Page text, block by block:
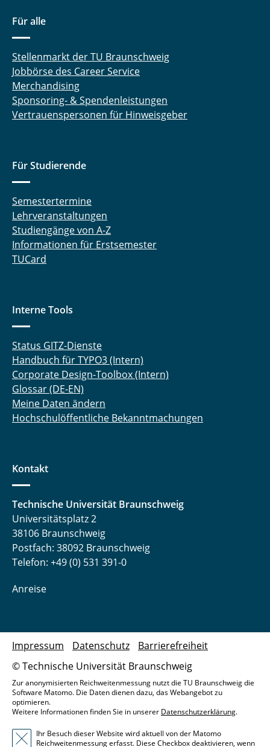
Für alle
Stellenmarkt der TU Braunschweig
Jobbörse des Career Service
Merchandising
Sponsoring- & Spendenleistungen
Vertrauenspersonen für Hinweisgeber
Für Studierende
Semestertermine
Lehrveranstaltungen
Studiengänge von A-Z
Informationen für Erstsemester
TUCard
Interne Tools
Status GITZ-Dienste
Handbuch für TYPO3 (Intern)
Corporate Design-Toolbox (Intern)
Glossar (DE-EN)
Meine Daten ändern
Hochschulöffentliche Bekanntmachungen
Kontakt
Technische Universität Braunschweig
Universitätsplatz 2
38106 Braunschweig
Postfach: 38092 Braunschweig
Telefon: +49 (0) 531 391-0
Anreise
© Technische Universität Braunschweig
Impressum Datenschutz Barrierefreiheit
Zur anonymisierten Reichweitenmessung nutzt die TU Braunschweig die
Software Matomo. Die Daten dienen dazu, das Webangebot zu
optimieren.
Weitere Informationen finden Sie in unserer Datenschutzerklärung.
Ihr Besuch dieser Website wird aktuell von der Matomo
Reichweitenmessung erfasst. Diese Checkbox deaktivieren, wenn